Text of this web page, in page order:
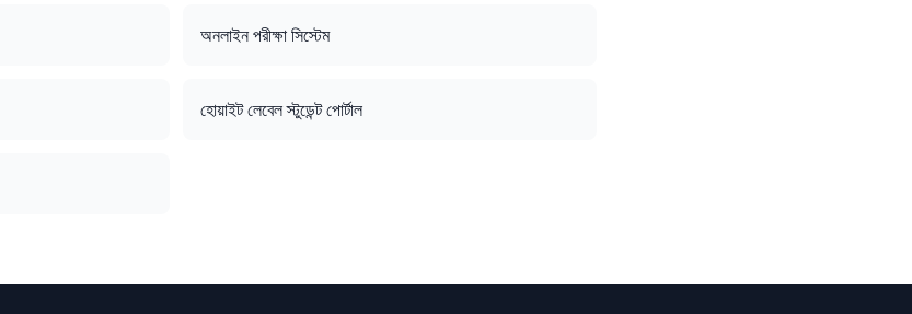
অনলাইন পরীক্ষা সিস্টেম
হোয়াইট লেবেল স্টুডেন্ট পোর্টাল